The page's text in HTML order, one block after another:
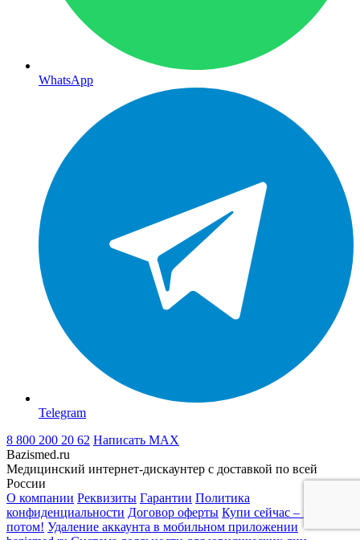
WhatsApp
Telegram
8 800 200 20 62 Написать MAX
Bazismed.ru
Медицинский интернет-дискаунтер с доставкой по всей
России
О компании Реквизиты Гарантии Политика
конфиденциальности Договор оферты Купи сейчас – плати
потом! Удаление аккаунта в мобильном приложении